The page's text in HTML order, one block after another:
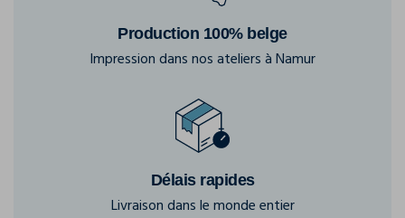
Production 100% belge
Impression dans nos ateliers à Namur
Délais rapides
Livraison dans le monde entier